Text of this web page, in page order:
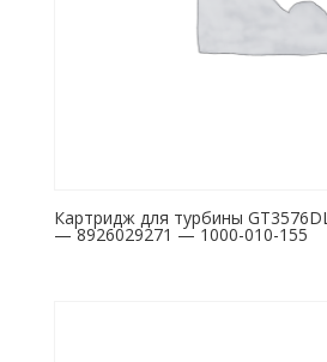
Картридж для турбины
— 8926029271 — 1000-010-155